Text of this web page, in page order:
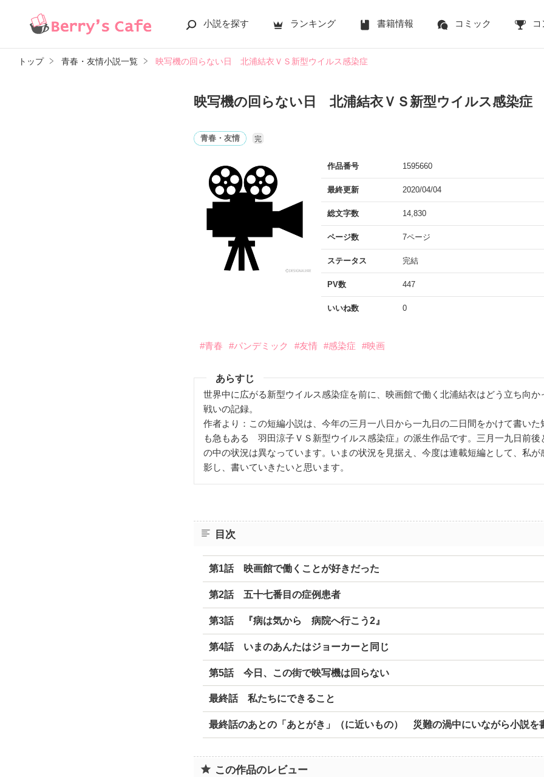
小説を探す ランキング 書籍情報 コミック コ
トップ 青春・友情小説一覧 映写機の回らない日 北浦結衣ＶＳ新型ウイルス感染症
映写機の回らない日 北浦結衣ＶＳ新型ウイルス感染症
青春・友情 完
作品番号 1595660
最終更新 2020/04/04
総文字数 14,830
ページ数 7ページ
ステータス 完結
PV数 447
いいね数 0
#青春 #パンデミック #友情 #感染症 #映画
あらすじ
世界中に広がる新型ウイルス感染症を前に、映画館で働く北浦結衣はどう立ち向か
戦いの記録。
作者より：この短編小説は、今年の三月一八日から一九日の二日間をかけて書いた
も急もある 羽田涼子ＶＳ新型ウイルス感染症』の派生作品です。三月一九日前後
の中の状況は異なっています。いまの状況を見据え、今度は連載短編として、私が
影し、書いていきたいと思います。
目次
第1話 映画館で働くことが好きだった
第2話 五十七番目の症例患者
第3話 『病は気から 病院へ行こう2』
第4話 いまのあんたはジョーカーと同じ
第5話 今日、この街で映写機は回らない
最終話 私たちにできること
最終話のあとの「あとがき」（に近いもの） 災難の渦中にいながら小説を
この作品のレビュー